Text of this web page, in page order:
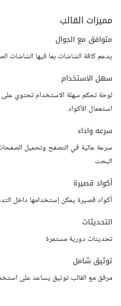
مميزات القالب
متوافق مع الجوال
يدعم كافة الشاشات بما فيها الشاشات
سهل الاستخدام
استعمال الأكواد
سرعه واداء
سرعة عالية في التصفح وتحميل
البحث
أكواد قصيرة
أكواد قصيرة يمكن إستخدامها داخل
التحديثات
تحديثات دورية مستمرة
توثيق شامل
مرفق مع القالب توثيق يساعد على